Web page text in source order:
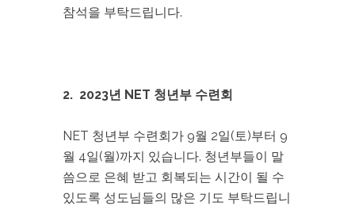
참석을 부탁드립니다.
2. 2023년 NET 청년부 수련회
NET 청년부 수련회가 9월 2일(토)부터 9
월 4일(월)까지 있습니다. 청년부들이 말
씀으로 은혜 받고 회복되는 시간이 될 수
있도록 성도님들의 많은 기도 부탁드립니